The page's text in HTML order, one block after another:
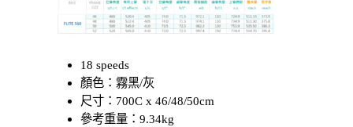
18 speeds
顏色：霧黑/灰
尺寸：700C x 46/48/50cm
參考重量：9.34kg